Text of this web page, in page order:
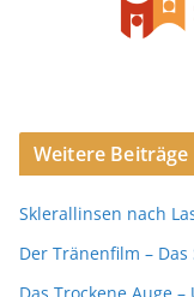
Weitere Beiträge
Sklerallinsen nach
Der Tränenfilm – Das